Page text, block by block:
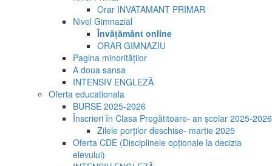
Orar INVATAMANT PRIMAR
Nivel Gimnazial
Învățământ online
ORAR GIMNAZIU
Pagina minorităților
A doua sansa
INTENSIV ENGLEZĂ
Oferta educationala
BURSE 2025-2026
Înscrieri în Clasa Pregătitoare- an școlar 2025-2026
Zilele porților deschise- martie 2025
Oferta CDE (Disciplinele opționale la decizia
elevului)